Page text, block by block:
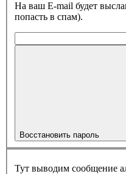
На ваш E-mail будет
попасть в спам).
Восстановить пароль
Тут выводим сообщение